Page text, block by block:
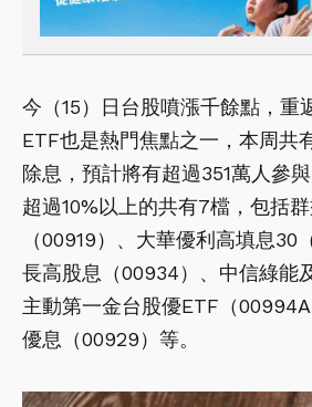
今（15）日台股噴漲千餘點，重
ETF也是熱門焦點之一，本周共
除息，預計將有超過351萬人參
超過10%以上的共有7檔，包括
（00919）、大華優利高填息30
長高股息（00934）、中信綠能
主動第一金台股優ETF（
優息（00929）等。